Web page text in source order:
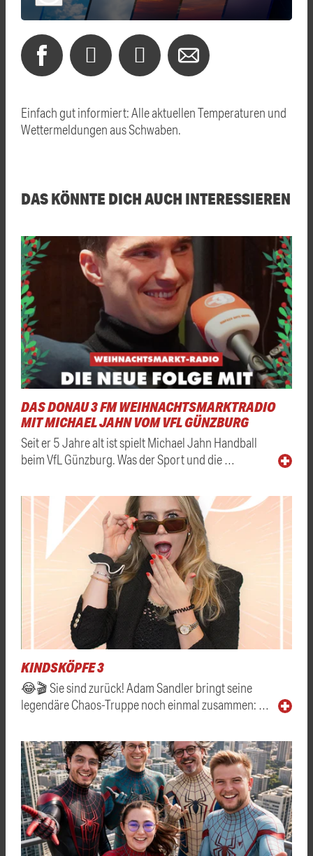
Einfach gut informiert: Alle aktuellen Temperaturen und
Wettermeldungen aus Schwaben.
DAS KÖNNTE DICH AUCH INTERESSIEREN
DAS DONAU 3 FM WEIHNACHTSMARKTRADIO
MIT MICHAEL JAHN VOM VFL GÜNZBURG
Seit er 5 Jahre alt ist spielt Michael Jahn Handball
beim VfL Günzburg. Was der Sport und die …
KINDSKÖPFE 3
😂🎬 Sie sind zurück! Adam Sandler bringt seine
legendäre Chaos-Truppe noch einmal zusammen: …